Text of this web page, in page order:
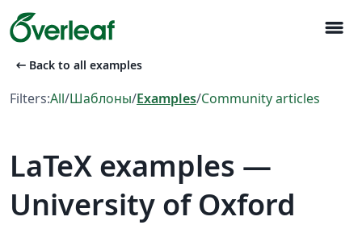
menu
arrow_left_alt Back to all examples
Filters:All/Шаблоны/Examples/Community articles
LaTeX examples —
University of Oxford